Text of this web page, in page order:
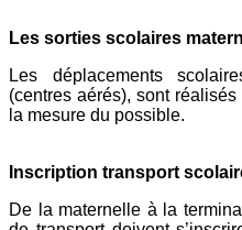
Les sorties scolaires
Les déplacements
(centres aérés), sont
la mesure du possible.
Inscription transport
De la maternelle à la